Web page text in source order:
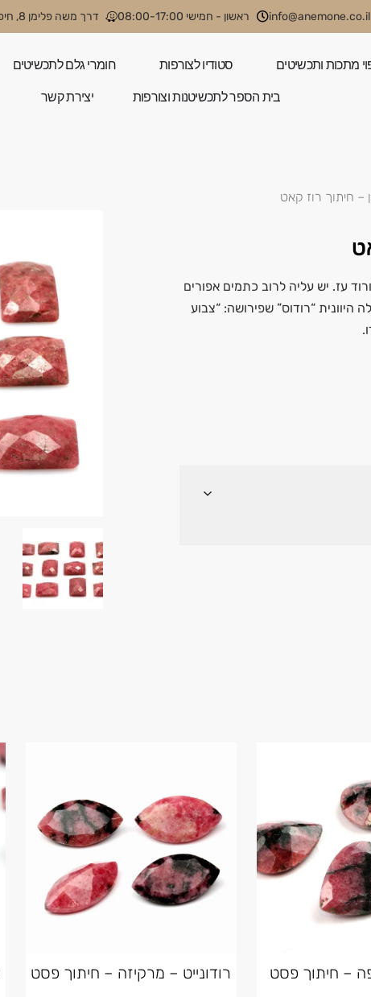
info@anemone.co.il ראשון - חמישי 08:00-17:00 דרך משה פלימן 8, חיפה (קניון קסטרא)
מתכות ותכשיטים סטודיו לצורפות חומרי גלם לתכשיטים
בית הספר לתכשיטנות וצורפות יצירת קשר
– חיתוך רוז קאט
עז. יש עליה לרוב כתמים אפורים
היוונית “רודוס” שפירושה: “צבוע
– חיתוך פסט
רודונייט – מרקיזה – חיתוך פסט